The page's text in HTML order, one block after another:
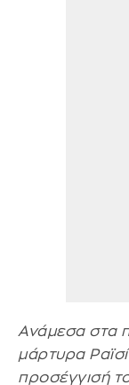
Ανάμεσα στα
μάρτυρα
προσέγγισή